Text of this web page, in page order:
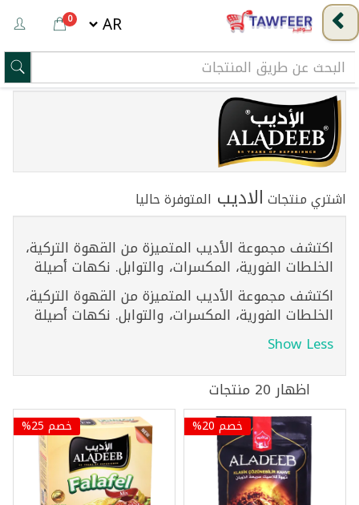
0
اشتري منتجات الاديب المتوفرة حاليا
اكتشف مجموعة الأديب المتميزة من القهوة التركية،
الخلطات الفورية، المكسرات، والتوابل. نكهات أصيلة
اكتشف مجموعة الأديب المتميزة من القهوة التركية،
الخلطات الفورية، المكسرات، والتوابل. نكهات أصيلة
Show Less
اظهار 20 منتجات
خصم 20% خصم 25%